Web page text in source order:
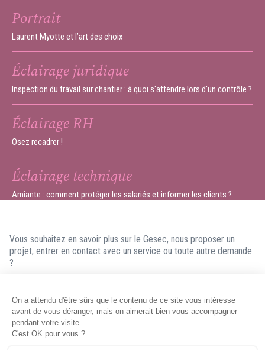
Portrait
Laurent Myotte et l’art des choix
Éclairage juridique
Inspection du travail sur chantier : à quoi s'attendre lors d'un contrôle ?
Éclairage RH
Osez recadrer !
Éclairage technique
Amiante : comment protéger les salariés et informer les clients ?
Vous souhaitez en savoir plus sur le Gesec, nous proposer un
projet, entrer en contact avec un service ou toute autre demande
?
répondre dans les meilleurs délais.